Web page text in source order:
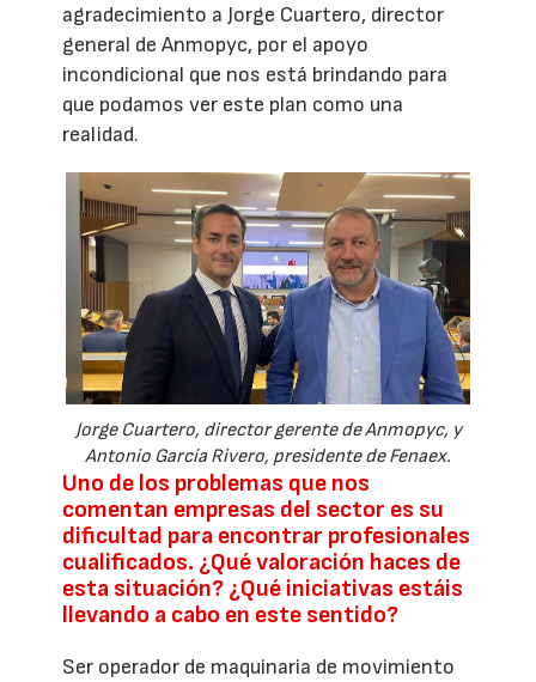
agradecimiento a Jorge Cuartero, director
general de Anmopyc, por el apoyo
incondicional que nos está brindando para
que podamos ver este plan como una
realidad.
Jorge Cuartero, director gerente de Anmopyc, y
Antonio García Rivero, presidente de Fenaex.
Uno de los problemas que nos
comentan empresas del sector es su
dificultad para encontrar profesionales
cualificados. ¿Qué valoración haces de
esta situación? ¿Qué iniciativas estáis
llevando a cabo en este sentido?
Ser operador de maquinaria de movimiento